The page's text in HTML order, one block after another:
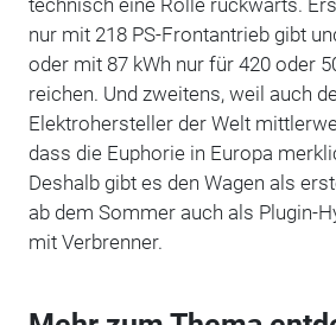
technisch eine Rolle rückwärts.
nur mit 218 PS-Frontantrieb gibt
oder mit 87 kWh nur für 420 oder
reichen. Und zweitens, weil auch
Elektrohersteller der Welt
dass die Euphorie in Europa
Deshalb gibt es den Wagen als
ab dem Sommer auch als Plugin-
mit Verbrenner.